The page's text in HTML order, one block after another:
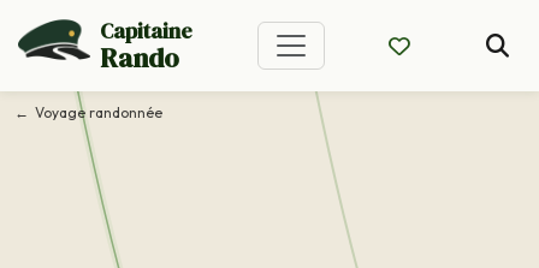
Capitaine
Rando
Voyage randonnée